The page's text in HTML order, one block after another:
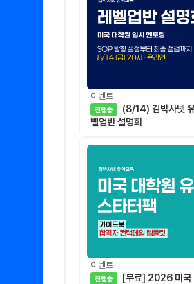
이벤트
진행중
벨업반 설명회
이벤트
진행중